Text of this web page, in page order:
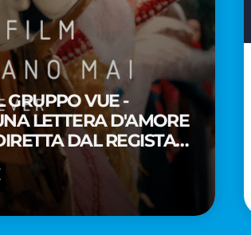
GRUPPO VUE -
LETTERA D'AMORE
DAL REGISTA